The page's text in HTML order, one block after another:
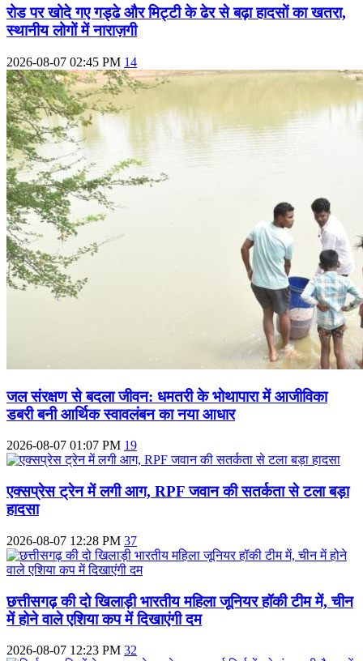
रोड पर खोदे गए गड्ढे और मिट्टी के ढेर से बढ़ा हादसों का खतरा,
स्थानीय लोगों में नाराज़गी
2026-08-07 02:45 PM 14
जल संरक्षण से बदला जीवन: धमतरी के भोथापारा में आजीविका
डबरी बनी आर्थिक स्वावलंबन का नया आधार
2026-08-07 01:07 PM 19
एक्सप्रेस ट्रेन में लगी आग, RPF जवान की सतर्कता से टला बड़ा
हादसा
2026-08-07 12:28 PM 37
छत्तीसगढ़ की दो खिलाड़ी भारतीय महिला जूनियर हॉकी टीम में, चीन
में होने वाले एशिया कप में दिखाएंगी दम
2026-08-07 12:23 PM 32